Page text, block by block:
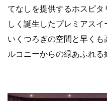
てなしを提供するホスピ
しく誕生したプレミアス
いくつろぎの空間と早く
ルコニーからの緑あふれる